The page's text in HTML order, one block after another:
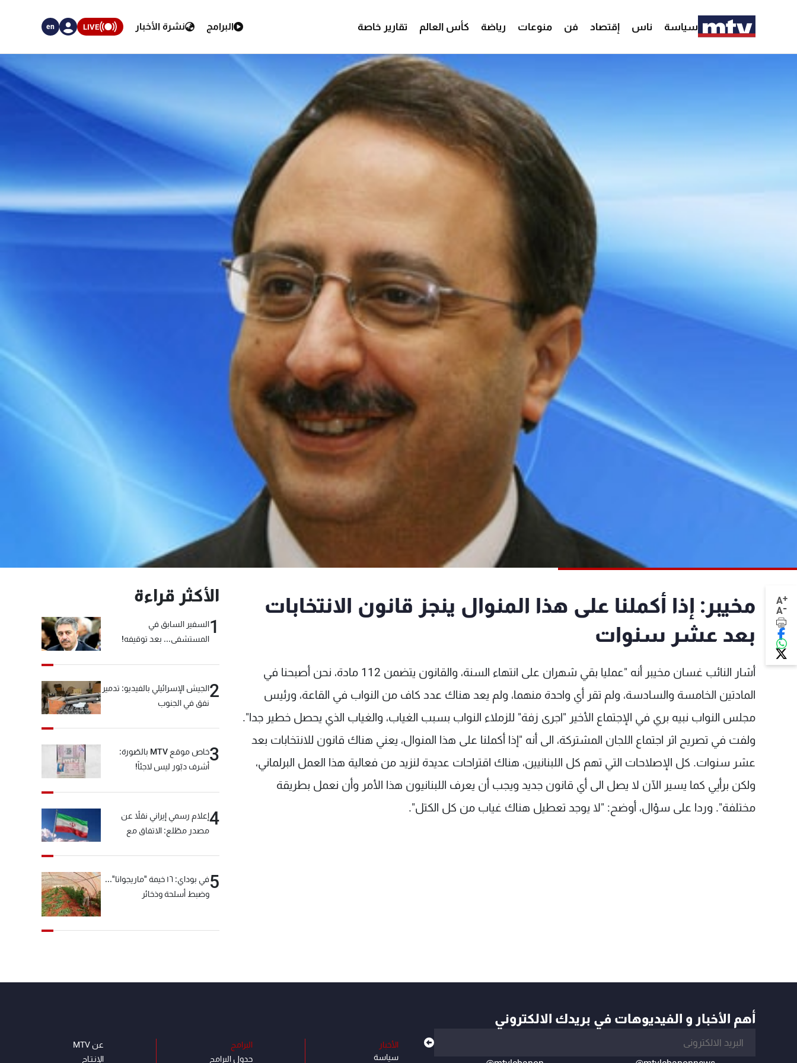
سياسة ناس إقتصاد فن منوعات رياضة كأس العالم تقارير خاصة البرامج نشرة الأخبار LIVE
en
A+
A-
مخيبر: إذا أكملنا على هذا المنوال ينجز قانون الانتخابات
بعد عشر سنوات
أشار النائب غسان مخيبر أنه "عمليا بقي شهران على انتهاء السنة، والقانون يتضمن 112 مادة، نحن أصبحنا في
المادتين الخامسة والسادسة، ولم تقر أي واحدة منهما، ولم يعد هناك عدد كاف من النواب في القاعة، ورئيس
مجلس النواب نبيه بري في الإجتماع الأخير "اجرى زفة" للزملاء النواب بسبب الغياب، والغياب الذي يحصل خطير جدا".
ولفت في تصريح اثر اجتماع اللجان المشتركة، الى أنه "إذا أكملنا على هذا المنوال، يعني هناك قانون للانتخابات بعد
عشر سنوات. كل الإصلاحات التي تهم كل اللبنانيين، هناك اقتراحات عديدة لنزيد من فعالية هذا العمل البرلماني،
ولكن برأيي كما يسير الآن لا يصل الى أي قانون جديد ويجب أن يعرف اللبنانيون هذا الأمر وأن نعمل بطريقة
مختلفة". وردا على سؤال، أوضح: "لا يوجد تعطيل هناك غياب من كل الكتل".
الأكثر قراءة
1السفير السابق في
المستشفى... بعد توقيفه!
2الجيش الإسرائيلي بالفيديو: تدمير
نفق في الجنوب
3
خاص موقع MTV بالصّورة:
أشرف دبّور ليس لاجئاً!
4إعلام رسمي إيراني نقلاً عن
مصدر مطّلع: الاتفاق مع
تهدد إيران 5
في بوداي: ١٦ خيمة "ماريجوانا"...
وضبط أسلحة وذخائر
أهم الأخبار و الفيديوهات في بريدك الالكتروني
الأخبار
سياسة
البرامج
جدول البرامج
عن MTV
الإنـتـاج